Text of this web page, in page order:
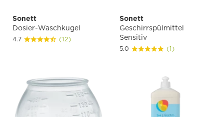
Sonett
Dosier-Waschkugel
4.7 (12)
Sonett
Geschirrspülmittel
Sensitiv
5.0 (1)